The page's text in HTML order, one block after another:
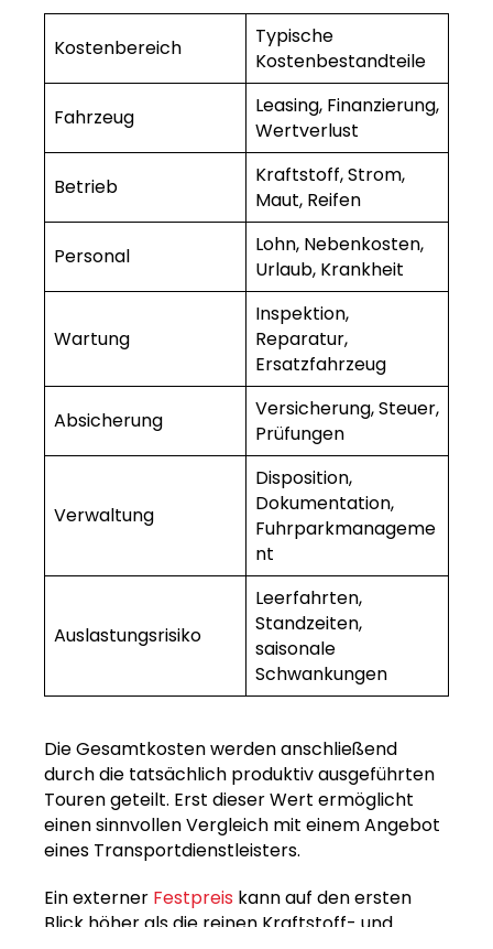
Kostenbereich
Typische
Kostenbestandteile
Fahrzeug
Leasing, Finanzierung,
Wertverlust
Betrieb
Kraftstoff, Strom,
Maut, Reifen
Personal
Lohn, Nebenkosten,
Urlaub, Krankheit
Wartung
Inspektion,
Reparatur,
Ersatzfahrzeug
Absicherung
Versicherung, Steuer,
Prüfungen
Verwaltung
Disposition,
Dokumentation,
Fuhrparkmanageme
nt
Auslastungsrisiko
Leerfahrten,
Standzeiten,
saisonale
Schwankungen
Die Gesamtkosten werden anschließend
durch die tatsächlich produktiv ausgeführten
Touren geteilt. Erst dieser Wert ermöglicht
einen sinnvollen Vergleich mit einem Angebot
eines Transportdienstleisters.
Ein externer Festpreis kann auf den ersten
Blick höher als die reinen Kraftstoff- und